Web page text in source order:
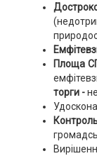
Площа
торги -